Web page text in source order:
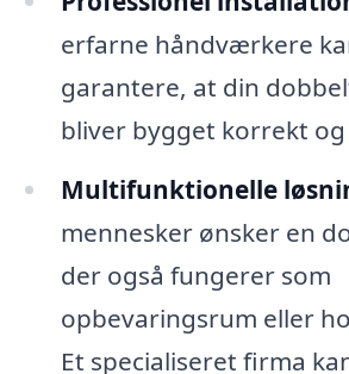
erfarne håndværkere
garantere, at din
bliver bygget korrekt
Multifunktionelle
mennesker ønsker en
der også fungerer som
opbevaringsrum eller
Et specialiseret firma